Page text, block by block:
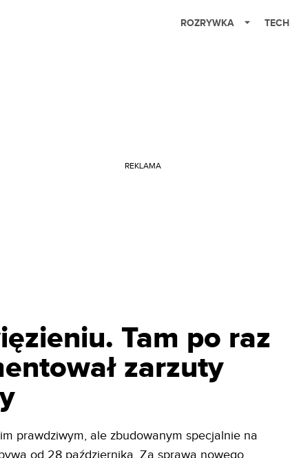
ROZRYWKA TECH
REKLAMA
Tam po raz
zarzuty
prawdziwym, ale zbudowanym specjalnie na
od 28 października. Za sprawą nowego